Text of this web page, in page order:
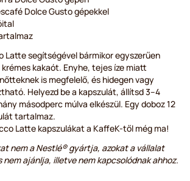
Dolce Gusto gépekkel
Latte segítségével bármikor egyszerűen
kakaót. Enyhe, tejes íze miatt
is megfelelő, és hidegen vagy
Helyezd be a kapszulát, állítsd 3–4
másodperc múlva elkészül. Egy doboz 12
tartalmaz.
Latte kapszulákat a KaffeK-től még ma!
nem a Nestlé® gyártja, azokat a vállalat
nem ajánlja, illetve nem kapcsolódnak ahhoz.